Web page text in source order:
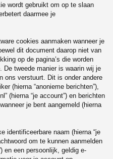
wordt gebruikt om op te slaan
daarmee je
cookies aanmaken wanneer je
dit document daarop niet van
op de pagina’s die worden
De tweede manier is waarin wij je
ons verstuurt. Dit is onder andere
(hierna “anonieme berichten”),
(hierna “je account”) en berichten
je bent aangemeld (hierna
identificeerbare naam (hierna “je
om te kunnen aanmelden
en een persoonlijk, geldig e-